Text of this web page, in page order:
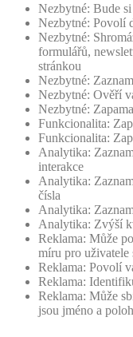
Nezbytné: Bude
Nezbytné: Povolí
Nezbytné:
formulářů,
stránkou
Nezbytné:
Nezbytné: Ověří
Nezbytné:
Funkcionalita:
Funkcionalita:
Analytika:
interakce
Analytika:
čísla
Analytika:
Analytika: Zvýší
Reklama: Může
míru pro uživatele
Reklama: Povolí
Reklama:
Reklama: Může
jsou jméno a